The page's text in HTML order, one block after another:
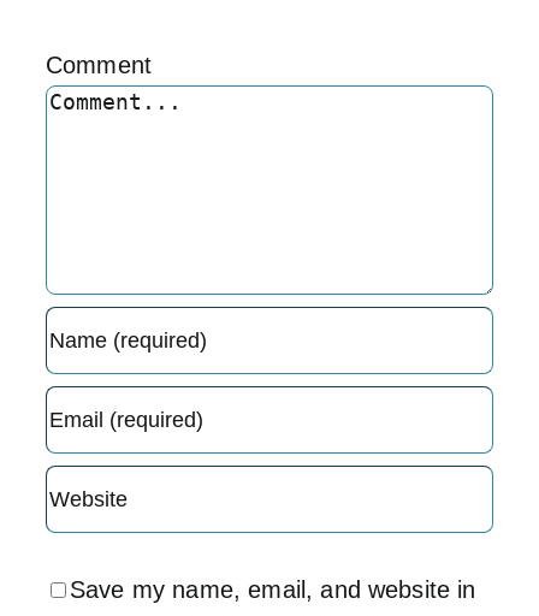
Comment
Save my name, email, and website in